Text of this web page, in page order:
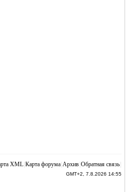
XML Карта форума Архив Обратная связь
GMT+2, 7.8.2026 14:55